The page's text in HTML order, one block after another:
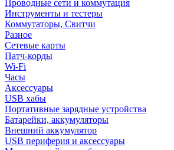
Проводные сети и коммутация
Инструменты и тестеры
Коммутаторы, Свитчи
Разное
Сетевые карты
Патч-корды
Wi-Fi
Часы
Аксессуары
USB хабы
Портативные зарядные устройства
Батарейки, аккумуляторы
Внешний аккумулятор
USB периферия и аксессуары